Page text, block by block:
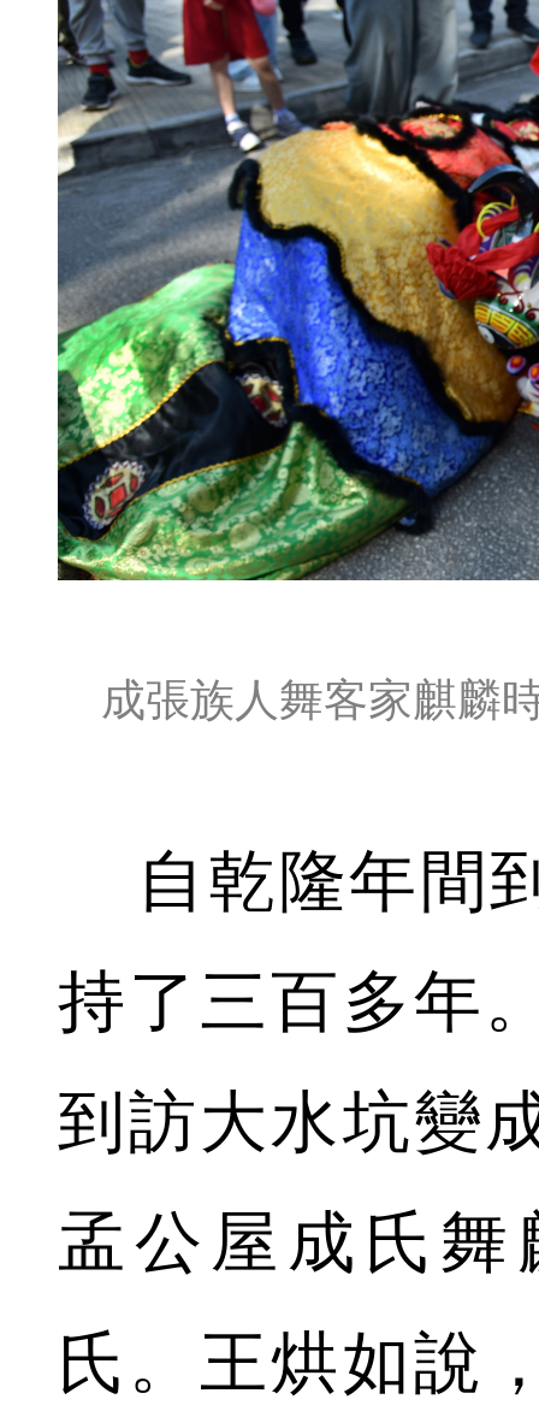
成張族人舞客家麒麟
自乾隆年間
持了三百多年
到訪大水坑變
孟公屋成氏
氏。王烘如說